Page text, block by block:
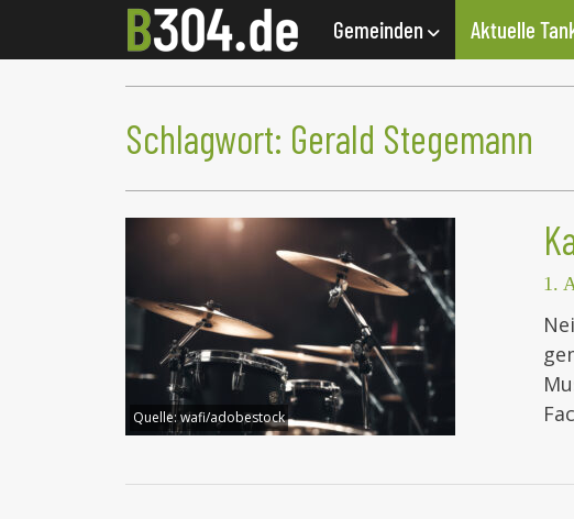
Gemeinden Aktuelle
Schlagwort: Gerald Stegemann
Quelle:wafi/adobestock
1.